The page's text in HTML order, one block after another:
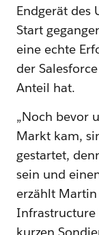
Endgerät des
Start
eine echte
der
Anteil hat.
„Noch bevor
Markt kam,
gestartet,
sein und
erzählt Martin
Infrastructure